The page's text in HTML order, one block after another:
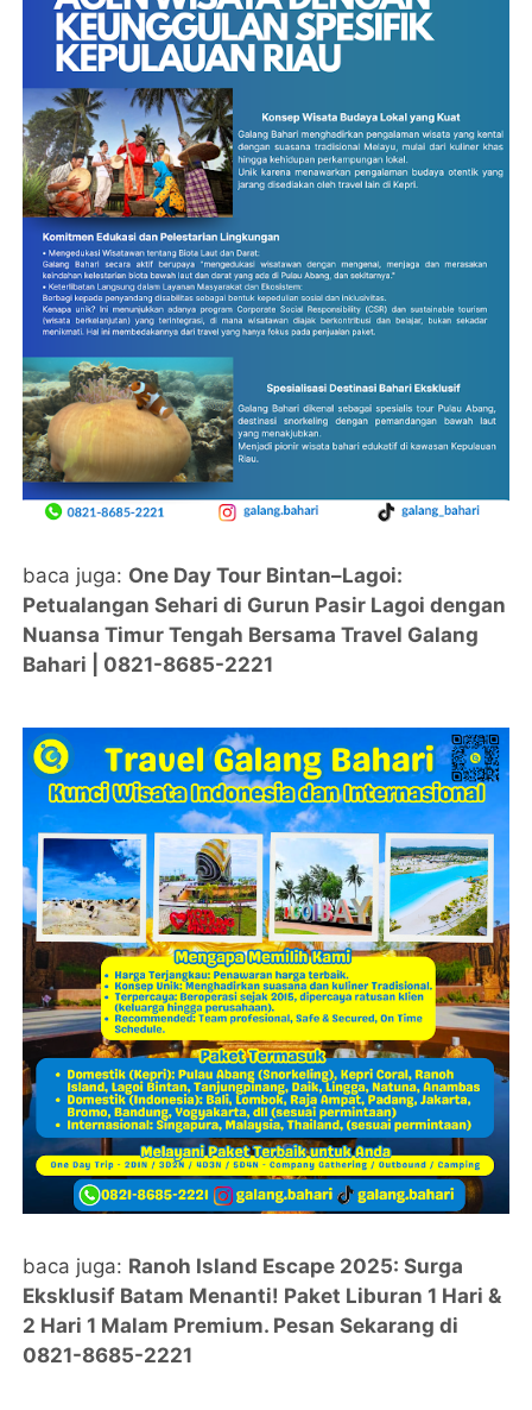
baca juga: One Day Tour Bintan–Lagoi:
Petualangan Sehari di Gurun Pasir Lagoi dengan
Nuansa Timur Tengah Bersama Travel Galang
Bahari | 0821-8685-2221
baca juga: Ranoh Island Escape 2025: Surga
Eksklusif Batam Menanti! Paket Liburan 1 Hari &
2 Hari 1 Malam Premium. Pesan Sekarang di
0821-8685-2221